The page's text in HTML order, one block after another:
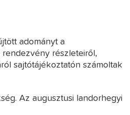
adományt a
részleteiről,
sajtótájékoztatón számoltak
Az augusztusi landorhegyi